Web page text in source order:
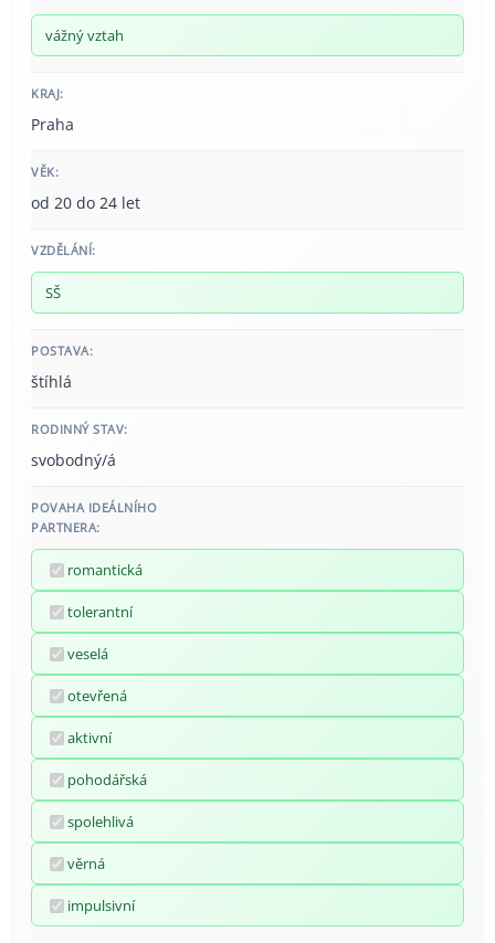
vážný vztah
KRAJ:
Praha
VĚK:
od 20 do 24 let
VZDĚLÁNÍ:
SŠ
POSTAVA:
štíhlá
RODINNÝ STAV:
svobodný/á
POVAHA IDEÁLNÍHO
PARTNERA:
romantická
tolerantní
veselá
otevřená
aktivní
pohodářská
spolehlivá
věrná
impulsivní